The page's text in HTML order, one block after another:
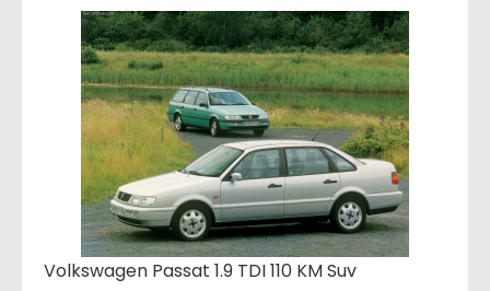
Volkswagen Passat 1.9 TDI 110 KM Suv